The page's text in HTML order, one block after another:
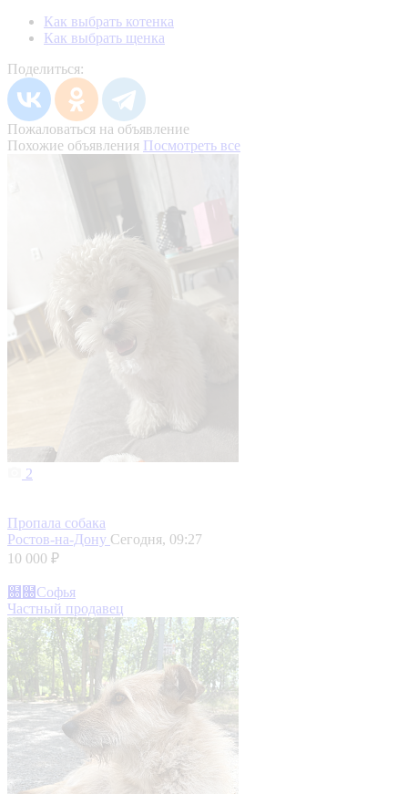
Как выбрать котенка
Как выбрать щенка
Поделиться:
Пожаловаться на объявление
Похожие объявления Посмотреть все
2
Пропала собака
Ростов-на-Дону Сегодня, 09:27
10 000 ₽
฀฀Софья
Частный продавец